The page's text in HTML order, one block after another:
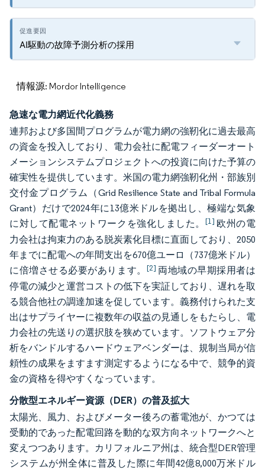
AI駆動の故障予測分析の採用
情報源: Mordor Intelligence
急速な電力網近代化義務
連邦および多国間プログラムが電力網の強靭化に過去最高
の資金を投入しており、電力会社に配電フィーダーオート
メーションシステムプロジェクトへの投資に向けた予算の
確実性を提供しています。米国の電力網強靭化州・部族別
交付金プログラム（Grid Resilience State and Tribal Formula
Grant）だけで2024年に13億米ドルを拠出し、極端な気象
に対して配電ネットワークを強化しました。 [1] 欧州の電
力会社は拘束力のある脱炭素化目標に直面しており、2050
年までに配電への年間支出を670億ユーロ（737億米ドル）
に倍増させる必要があります。 [2] 両地域の早期採用者は
停電の減少と運営コストの低下を実証しており、遅れを取
る競合他社の調達加速を促しています。義務付けられた支
出はサプライヤーに複数年の収益の見通しをもたらし、電
力会社の先送りの選択肢を狭めています。ソフトウェア分
析をバンドルするハードウェアベンダーは、規制当局が信
頼性の成果をますます測定するようになる中で、競争的資
金の資格を得やすくなっています。
分散型エネルギー資源（DER）の普及拡大
太陽光、風力、およびメーター後ろの蓄電池が、かつては
受動的であった配電回路を動的な双方向ネットワークへと
変えつつあります。カリフォルニア州は、統合型DER管理
システムが州全体に普及した際に年間42億8,000万米ドル